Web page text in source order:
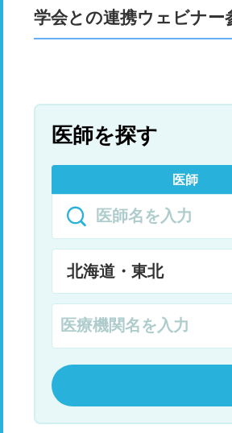
学会との連携ウェビナー
医師を探す
医師